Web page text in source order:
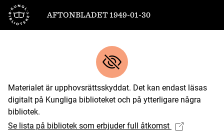
Till startsidan
AFTONBLADET 1949-01-30
Materialet är upphovsrättsskyddat. Det kan endast läsas
digitalt på Kungliga biblioteket och på ytterligare några
bibliotek.
Se lista på bibliotek som erbjuder full åtkomst